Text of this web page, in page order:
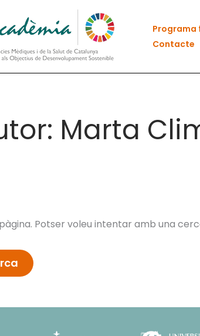
Programa
Contacte
Marta
Potser voleu intentar amb una